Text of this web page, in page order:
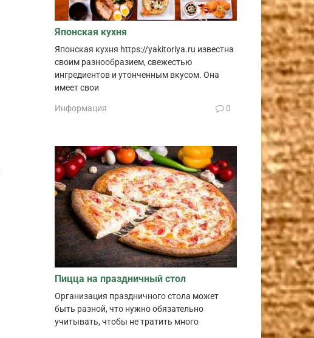
Японская кухня
Японская кухня https://yakitoriya.ru известна
своим разнообразием, свежестью
ингредиентов и утонченным вкусом. Она
имеет свои
Информация 0
Пицца на праздничный стол
Организация праздничного стола может
быть разной, что нужно обязательно
учитывать, чтобы не тратить много